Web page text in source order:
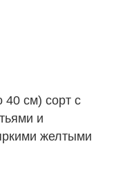
см) сорт с
и
желтыми